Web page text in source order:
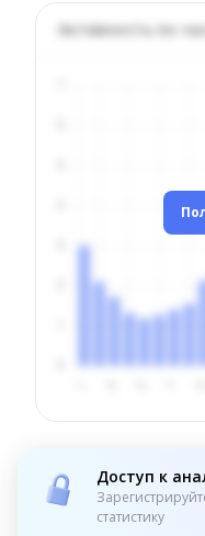
Активность по
Доступ к
статистику